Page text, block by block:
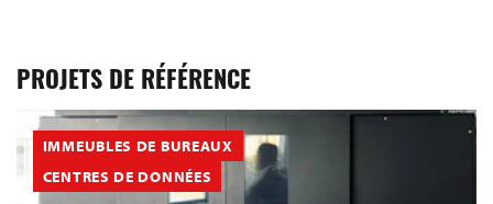
PROJETS DE RÉFÉRENCE
IMMEUBLES DE BUREAUX
CENTRES DE DONNÉES